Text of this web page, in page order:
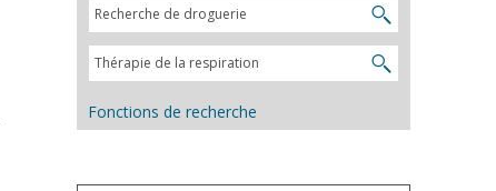
Fonctions de recherche